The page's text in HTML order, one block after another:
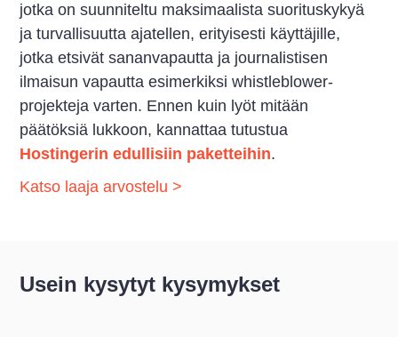
jotka on suunniteltu maksimaalista suorituskykyä
ja turvallisuutta ajatellen, erityisesti käyttäjille,
jotka etsivät sananvapautta ja journalistisen
ilmaisun vapautta esimerkiksi whistleblower-
projekteja varten. Ennen kuin lyöt mitään
päätöksiä lukkoon, kannattaa tutustua
Hostingerin edullisiin paketteihin.
Katso laaja arvostelu >
Usein kysytyt kysymykset